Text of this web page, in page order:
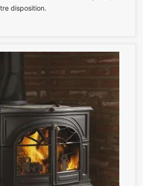
disposition.